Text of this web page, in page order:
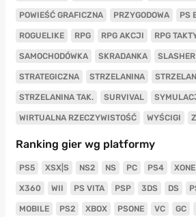
POWIEŚĆ GRAFICZNA PRZYGODOWA PS
ROGUELIKE RPG RPG AKCJI RPG
SAMOCHODÓWKA SKRADANKA SLASHER
STRATEGICZNA STRZELANINA
STRZELANINA TAK. SURVIVAL
WIRTUALNA RZECZYWISTOŚĆ WYŚCIGI
Ranking gier wg platformy
PS5 XSX|S NS2 NS PC PS4 XONE
X360 WII PS VITA PSP 3DS DS
MOBILE PS2 XBOX PSONE VC GC